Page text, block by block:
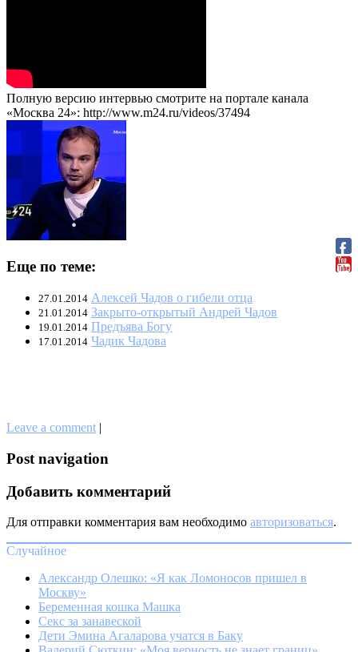
Полную версию интервью смотрите на портале канала
«Москва 24»: http://www.m24.ru/videos/37494
Еще по теме:
27.01.2014 Алексей Чадов о гибели отца
21.01.2014 Закрыто-открытый Андрей Чадов
19.01.2014 Предъява Богу
17.01.2014 Чадик Чадова
Leave a comment |
Post navigation
Добавить комментарий
Для отправки комментария вам необходимо авторизоваться.
Случайное
Александр Олешко: «Я как Ломоносов пришел в
Москву»
Беременная кошка Машка
Секс за занавеской
Дети Эмина Агаларова учатся в Баку